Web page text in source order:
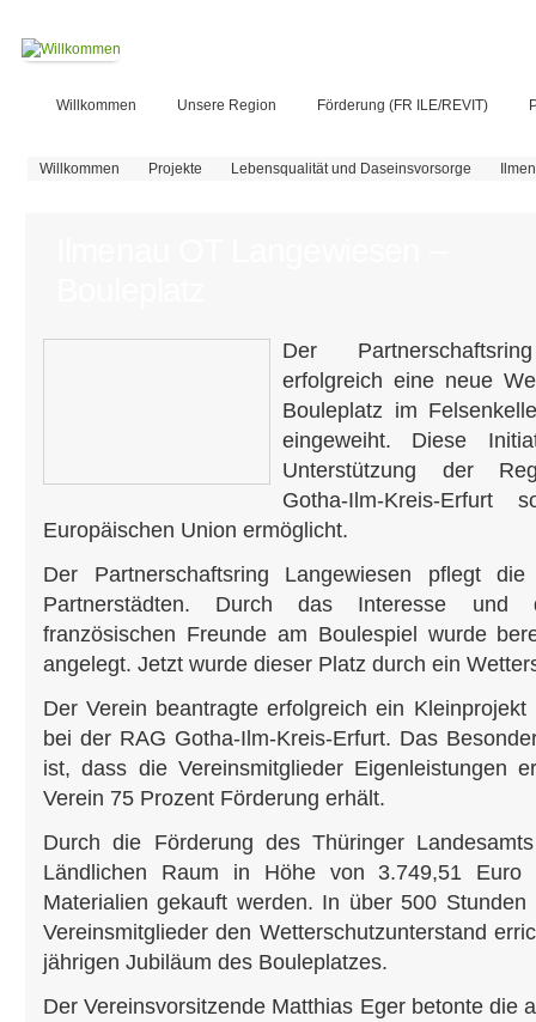
Willkommen Unsere Region Förderung (FR ILE/REVIT)
Sie sind hier
Willkommen Projekte Lebensqualität und Daseinsvorsorge
Der
erfolgreich eine neue
Bouleplatz im
eingeweiht. Diese
Unterstützung der
Gotha-Ilm-Kreis-Erfurt
Europäischen Union ermöglicht.
Der Partnerschaftsring Langewiesen pflegt
Partnerstädten. Durch das Interesse und
französischen Freunde am Boulespiel wurde
angelegt. Jetzt wurde dieser Platz durch ein
Der Verein beantragte erfolgreich ein
bei der RAG Gotha-Ilm-Kreis-Erfurt. Das
ist, dass die Vereinsmitglieder Eigenleistungen
Verein 75 Prozent Förderung erhält.
Durch die Förderung des Thüringer
Ländlichen Raum in Höhe von 3.749,51 Euro
Materialien gekauft werden. In über 500
Vereinsmitglieder den Wetterschutzunterstand
jährigen Jubiläum des Bouleplatzes.
Der Vereinsvorsitzende Matthias Eger betonte die